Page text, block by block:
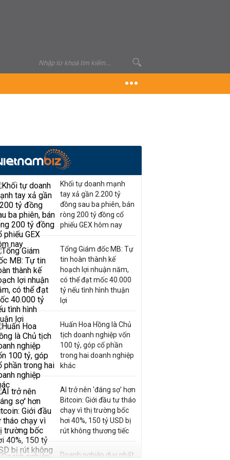
Khối tự doanh mạnh
tay xả gần 2.200 tỷ
đồng sau ba phiên, bán
ròng 200 tỷ đồng cổ
phiếu GEX hôm nay
Tổng Giám đốc MB: Tự
tin hoàn thành kế
hoạch lợi nhuận năm,
có thể đạt mốc 40.000
tỷ nếu tình hình thuận
lợi
Huấn Hoa Hồng là Chủ
tịch doanh nghiệp vốn
100 tỷ, góp cổ phần
trong hai doanh nghiệp
khác
AI trở nên 'đáng sợ' hơn
Bitcoin: Giới đầu tư tháo
chạy vì thị trường bốc
hơi 40%, 150 tỷ USD bị
rút không thương tiếc
Doanh nghiệp duy nhất